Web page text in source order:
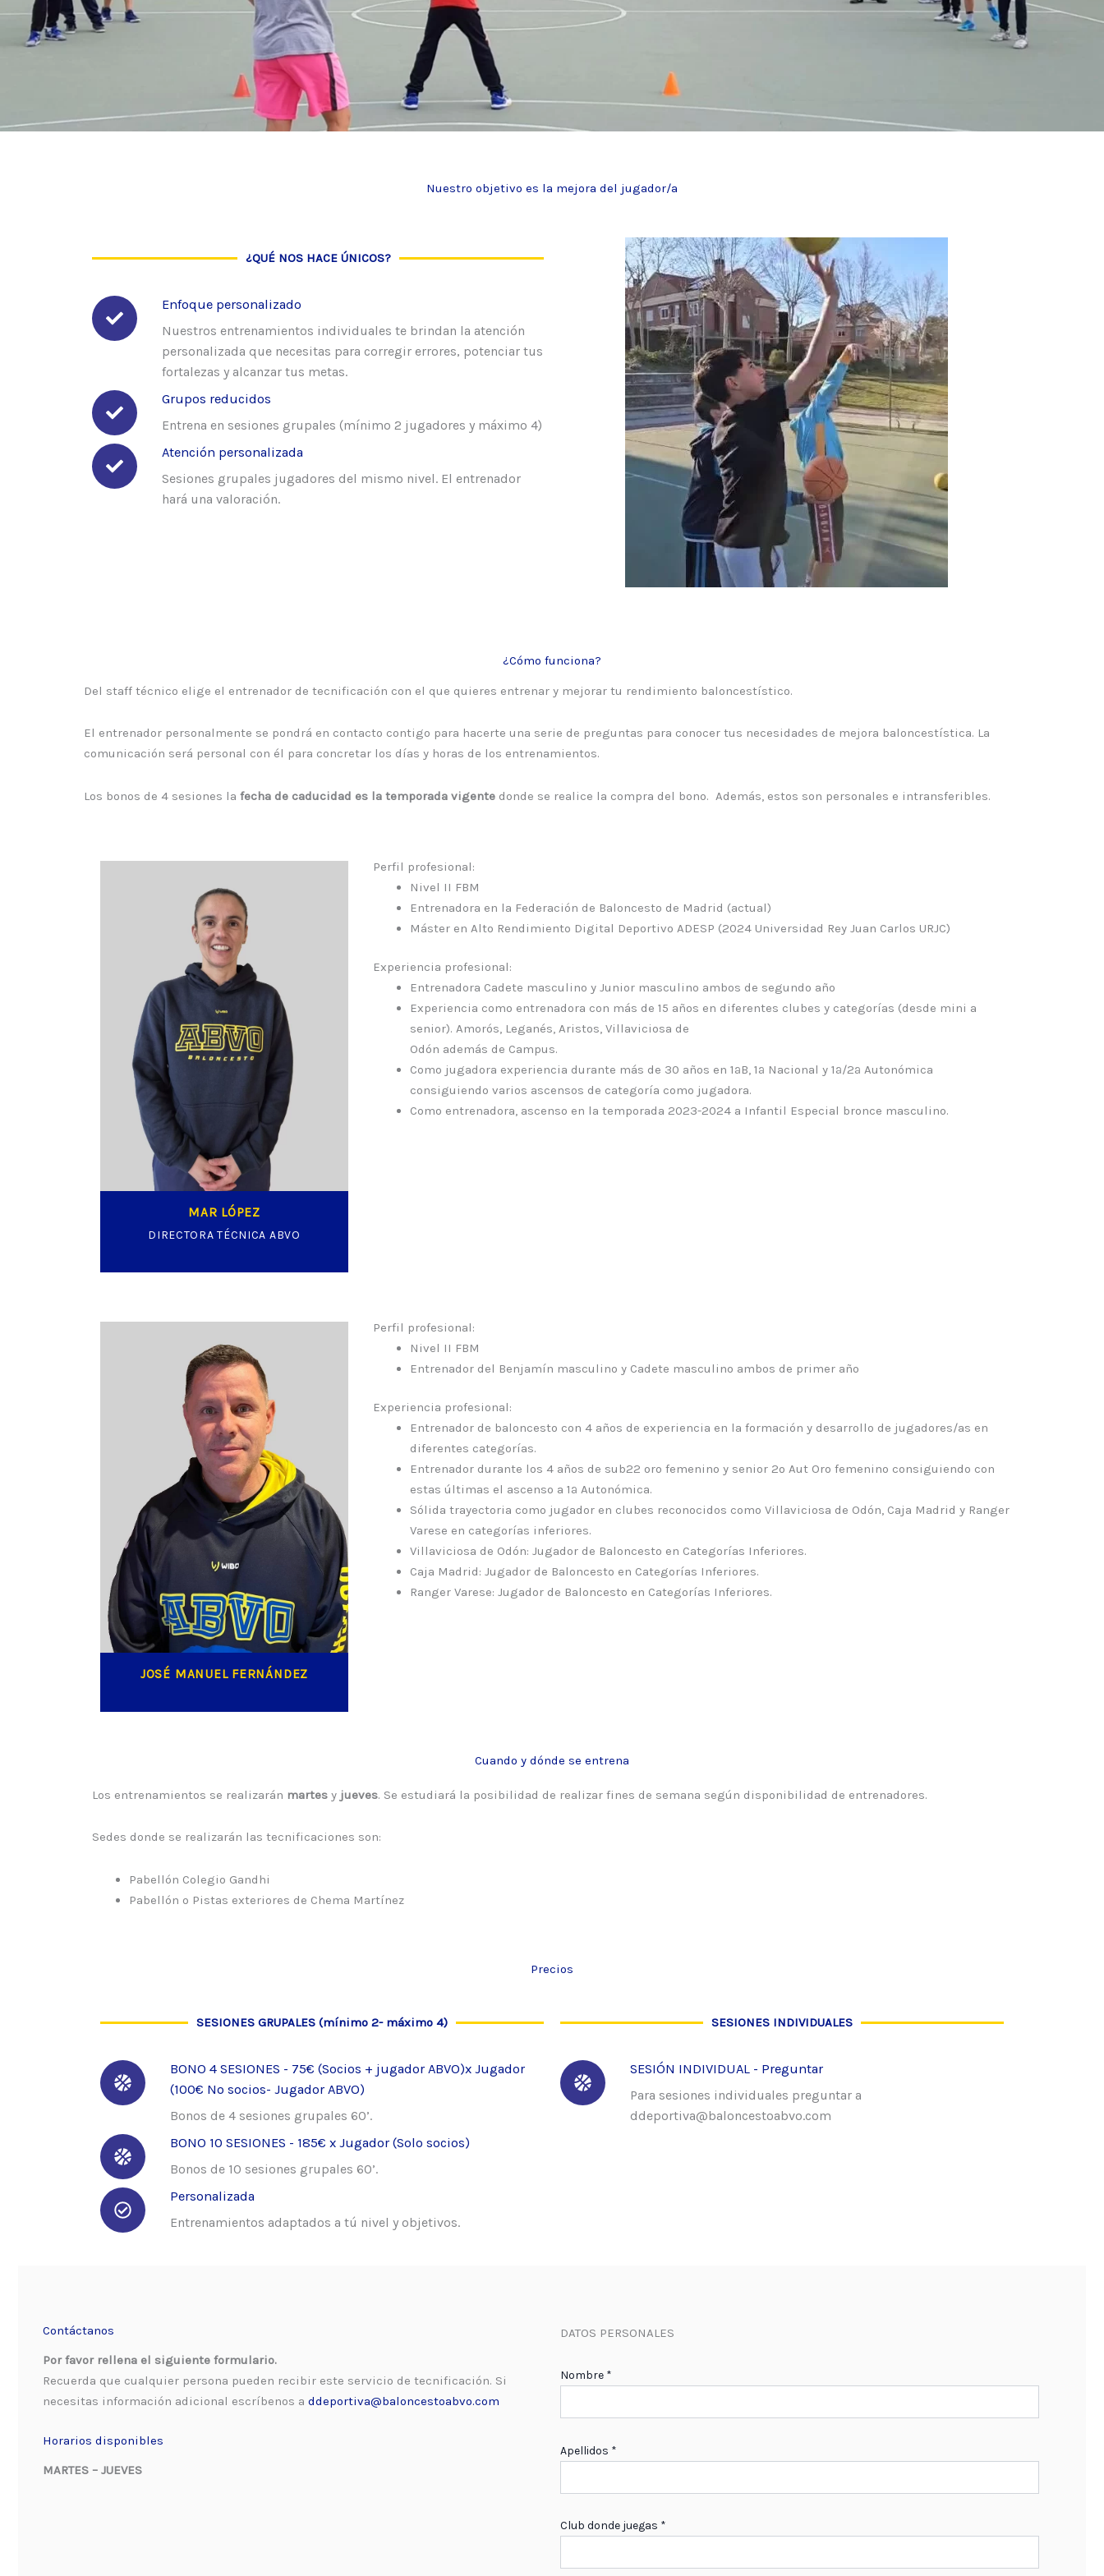
Nuestro objetivo es la mejora del jugador/a
¿QUÉ NOS HACE ÚNICOS?
Enfoque personalizado
Nuestros entrenamientos individuales te brindan la atención
personalizada que necesitas para corregir errores, potenciar tus
fortalezas y alcanzar tus metas.
Grupos reducidos
Entrena en sesiones grupales (mínimo 2 jugadores y máximo 4)
Atención personalizada
Sesiones grupales jugadores del mismo nivel. El entrenador
hará una valoración.
¿Cómo funciona?
Del staff técnico elige el entrenador de tecnificación con el que quieres entrenar y mejorar tu rendimiento baloncestístico.
El entrenador personalmente se pondrá en contacto contigo para hacerte una serie de preguntas para conocer tus necesidades de mejora baloncestística. La
comunicación será personal con él para concretar los días y horas de los entrenamientos.
Los bonos de 4 sesiones la fecha de caducidad es la temporada vigente donde se realice la compra del bono. Además, estos son personales e intransferibles.
MAR LÓPEZ
DIRECTORA TÉCNICA ABVO
Perfil profesional:
Nivel II FBM
Entrenadora en la Federación de Baloncesto de Madrid (actual)
Máster en Alto Rendimiento Digital Deportivo ADESP (2024 Universidad Rey Juan Carlos URJC)
Experiencia profesional:
Entrenadora Cadete masculino y Junior masculino ambos de segundo año
Experiencia como entrenadora con más de 15 años en diferentes clubes y categorías (desde mini a
senior). Amorós, Leganés, Aristos, Villaviciosa de
Odón además de Campus.
Como jugadora experiencia durante más de 30 años en 1ªB, 1ª Nacional y 1ª/2ª Autonómica
consiguiendo varios ascensos de categoría como jugadora.
Como entrenadora, ascenso en la temporada 2023-2024 a Infantil Especial bronce masculino.
JOSÉ MANUEL FERNÁNDEZ
Perfil profesional:
Nivel II FBM
Entrenador del Benjamín masculino y Cadete masculino ambos de primer año
Experiencia profesional:
Entrenador de baloncesto con 4 años de experiencia en la formación y desarrollo de jugadores/as en
diferentes categorías.
Entrenador durante los 4 años de sub22 oro femenino y senior 2º Aut Oro femenino consiguiendo con
estas últimas el ascenso a 1ª Autonómica.
Sólida trayectoria como jugador en clubes reconocidos como Villaviciosa de Odón, Caja Madrid y Ranger
Varese en categorías inferiores.
Villaviciosa de Odón: Jugador de Baloncesto en Categorías Inferiores.
Caja Madrid: Jugador de Baloncesto en Categorías Inferiores.
Ranger Varese: Jugador de Baloncesto en Categorías Inferiores.
Cuando y dónde se entrena
Los entrenamientos se realizarán martes y jueves. Se estudiará la posibilidad de realizar fines de semana según disponibilidad de entrenadores.
Sedes donde se realizarán las tecnificaciones son:
Pabellón Colegio Gandhi
Pabellón o Pistas exteriores de Chema Martínez
Precios
SESIONES GRUPALES (mínimo 2- máximo 4)
BONO 4 SESIONES - 75€ (Socios + jugador ABVO)x Jugador
(100€ No socios- Jugador ABVO)
Bonos de 4 sesiones grupales 60’.
BONO 10 SESIONES - 185€ x Jugador (Solo socios)
Bonos de 10 sesiones grupales 60’.
Personalizada
Entrenamientos adaptados a tú nivel y objetivos.
SESIONES INDIVIDUALES
SESIÓN INDIVIDUAL - Preguntar
Para sesiones individuales preguntar a
ddeportiva@baloncestoabvo.com
Contáctanos
Por favor rellena el siguiente formulario.
Recuerda que cualquier persona pueden recibir este servicio de tecnificación. Si
necesitas información adicional escríbenos a ddeportiva@baloncestoabvo.com
Horarios disponibles
MARTES – JUEVES
DATOS PERSONALES
Nombre *
Apellidos *
Club donde juegas *